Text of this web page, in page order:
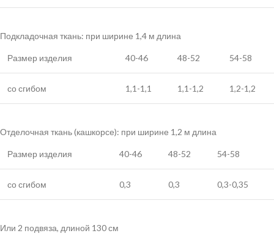
Подкладочная ткань: при ширине 1,4 м длина
Размер изделия 40-46 48-52 54-58
со сгибом 1,1-1,1 1,1-1,2 1,2-1,2
Отделочная ткань (кашкорсе): при ширине 1,2 м длина
Размер изделия 40-46 48-52 54-58
со сгибом 0,3 0,3 0,3-0,35
Или 2 подвяза, длиной 130 см